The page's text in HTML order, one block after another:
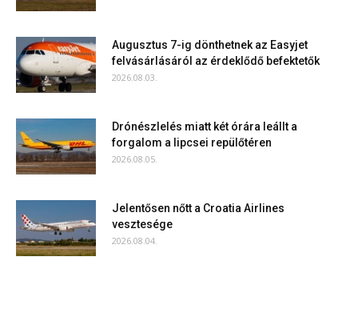
Augusztus 7-ig dönthetnek az Easyjet
felvásárlásáról az érdeklődő befektetők
2026.08.03.
Drónészlelés miatt két órára leállt a
forgalom a lipcsei repülőtéren
2026.08.05.
Jelentősen nőtt a Croatia Airlines
vesztesége
2026.08.04.